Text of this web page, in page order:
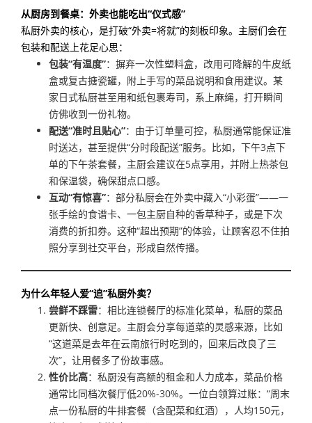
从厨房到餐桌：外卖也能吃出“仪式感”
私厨外卖的核心，是打破“外卖=将就”的刻板印象。主厨们会在
包装和配送上花足心思：
包装“有温度”：摒弃一次性塑料盒，改用可降解的牛皮纸
盒或复古搪瓷罐，附上手写的菜品说明和食用建议。某
家日式私厨甚至用和纸包裹寿司，系上麻绳，打开瞬间
仿佛收到一份礼物。
配送“准时且贴心”：由于订单量可控，私厨通常能保证准
时送达，甚至提供“分时段配送”服务。比如，下午3点下
单的下午茶套餐，主厨会建议在5点享用，并附上热茶包
和保温袋，确保甜点口感。
互动“有惊喜”：部分私厨会在外卖中藏入“小彩蛋”——一
张手绘的食谱卡、一包主厨自种的香草种子，或是下次
消费的折扣券。这种“超出预期”的体验，让顾客忍不住拍
照分享到社交平台，形成自然传播。
为什么年轻人爱“追”私厨外卖？
尝鲜不踩雷：相比连锁餐厅的标准化菜单，私厨的菜品
更新快、创意足。主厨会分享每道菜的灵感来源，比如
“这道菜是去年在云南旅行时吃到的，回来后改良了三
次”，让用餐多了份故事感。
性价比高：私厨没有高额的租金和人力成本，菜品价格
通常比同档次餐厅低20%-30%。一位白领算过账：“周末
点一份私厨的牛排套餐（含配菜和红酒），人均150元，